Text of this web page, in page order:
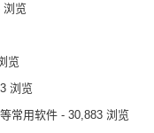
浏览
览
浏览
常用软件 - 30,883 浏览